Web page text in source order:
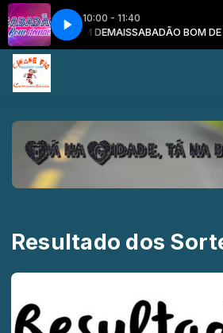
10:00 - 11:40
BOM DEMAISSABADÃO BOM DE
Resultado dos